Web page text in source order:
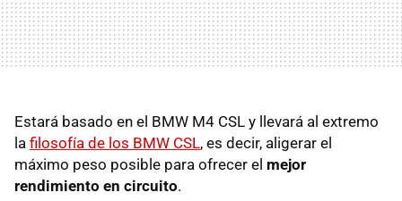
Estará basado en el BMW M4 CSL y llevará al extremo
la filosofía de los BMW CSL, es decir, aligerar el
máximo peso posible para ofrecer el mejor
rendimiento en circuito.